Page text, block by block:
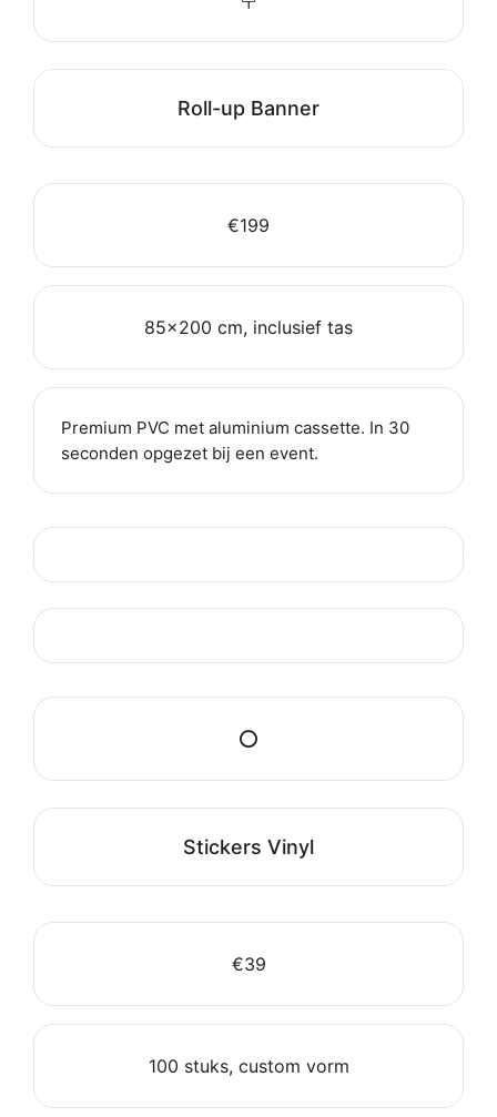
Roll-up Banner
€199
85×200 cm, inclusief tas
Premium PVC met aluminium cassette. In 30
seconden opgezet bij een event.
⭕
Stickers Vinyl
€39
100 stuks, custom vorm